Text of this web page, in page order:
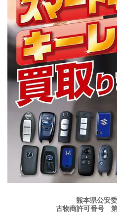
熊本県公安
古物商許可番号